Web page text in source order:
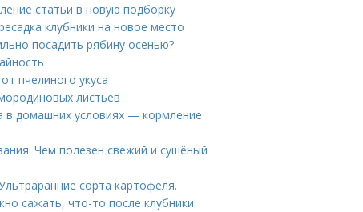
статьи в новую подборку
клубники на новое место
посадить рябину осенью?
пчелиного укуса
листьев
домашних условиях — кормление
Чем полезен свежий и сушёный
сорта картофеля.
сажать, что-то после клубники